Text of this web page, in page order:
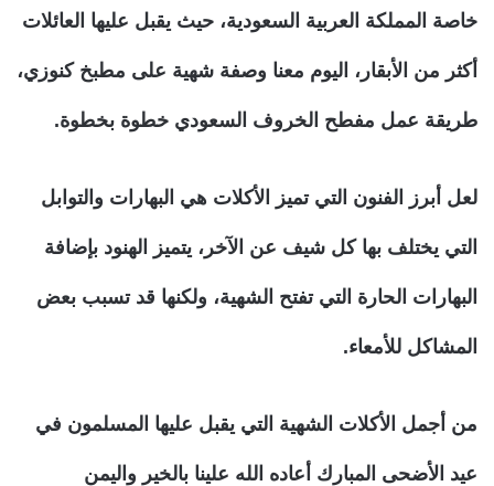
خاصة المملكة العربية السعودية، حيث يقبل عليها العائلات
أكثر من الأبقار، اليوم معنا وصفة شهية على مطبخ كنوزي،
طريقة عمل مفطح الخروف السعودي خطوة بخطوة.
لعل أبرز الفنون التي تميز الأكلات هي البهارات والتوابل
التي يختلف بها كل شيف عن الآخر، يتميز الهنود بإضافة
البهارات الحارة التي تفتح الشهية، ولكنها قد تسبب بعض
المشاكل للأمعاء.
من أجمل الأكلات الشهية التي يقبل عليها المسلمون في
عيد الأضحى المبارك أعاده الله علينا بالخير واليمن